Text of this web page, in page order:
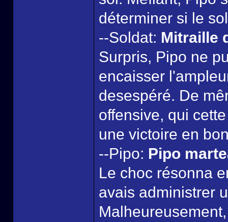
déterminer si le
--Soldat: Mitraille
Surpris, Pipo ne
encaisser
desespéré. De
offensive, qui
une victoire en
--Pipo: Pipo
Le choc résonna
avais administrer